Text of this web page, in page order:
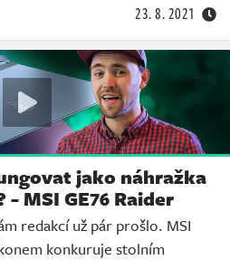
23. 8. 2021
jako náhražka
MSI GE76 Raider
redakcí už pár prošlo. MSI
konkuruje stolním